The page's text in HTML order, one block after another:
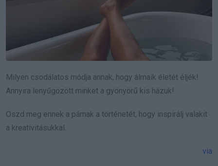
Milyen csodálatos módja annak, hogy álmaik életét éljék!
Annyira lenyűgözött minket a gyönyörű kis házuk!
Oszd meg ennek a párnak a történetét, hogy inspirálj valakit
a kreativitásukkal.
via